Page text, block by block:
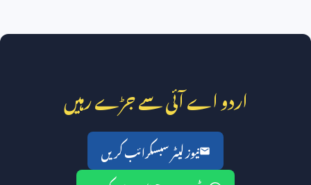
اردو اے آئی سے جڑے رہیں
نیوز لیٹر سبسکرائب کریں